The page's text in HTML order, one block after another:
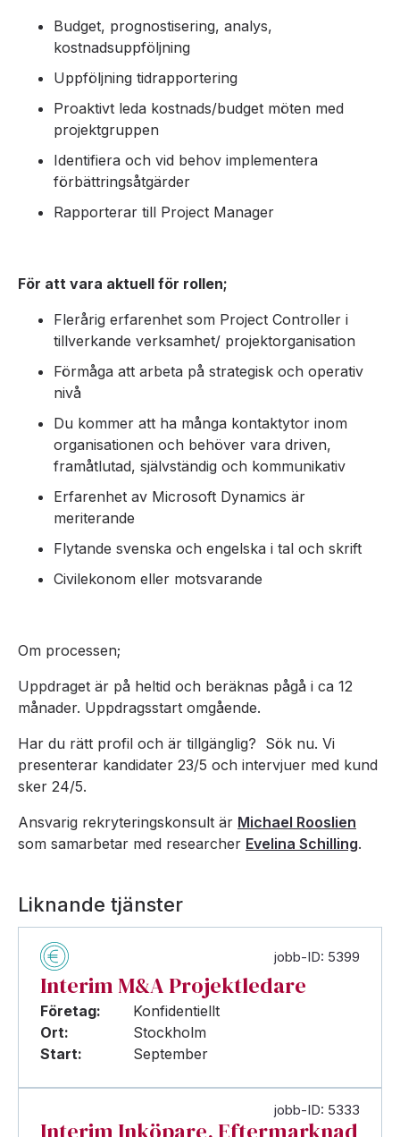
Budget, prognostisering, analys,
kostnadsuppföljning
Uppföljning tidrapportering
Proaktivt leda kostnads/budget möten med
projektgruppen
Identifiera och vid behov implementera
förbättringsåtgärder
Rapporterar till Project Manager
För att vara aktuell för rollen;
Flerårig erfarenhet som Project Controller i
tillverkande verksamhet/ projektorganisation
Förmåga att arbeta på strategisk och operativ
nivå
Du kommer att ha många kontaktytor inom
organisationen och behöver vara driven,
framåtlutad, självständig och kommunikativ
Erfarenhet av Microsoft Dynamics är
meriterande
Flytande svenska och engelska i tal och skrift
Civilekonom eller motsvarande
Om processen;
Uppdraget är på heltid och beräknas pågå i ca 12
månader. Uppdragsstart omgående.
Har du rätt profil och är tillgänglig? Sök nu. Vi
presenterar kandidater 23/5 och intervjuer med kund
sker 24/5.
Ansvarig rekryteringskonsult är Michael Rooslien
som samarbetar med researcher Evelina Schilling.
Liknande tjänster
jobb-ID: 5399
Interim M&A Projektledare
Företag:
Konfidentiellt
Ort:
Stockholm
Start:
September
jobb-ID: 5333